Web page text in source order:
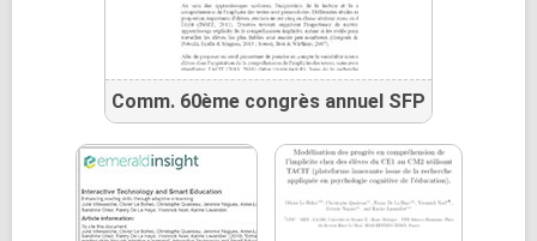
Comm. 60ème congrès annuel SFP